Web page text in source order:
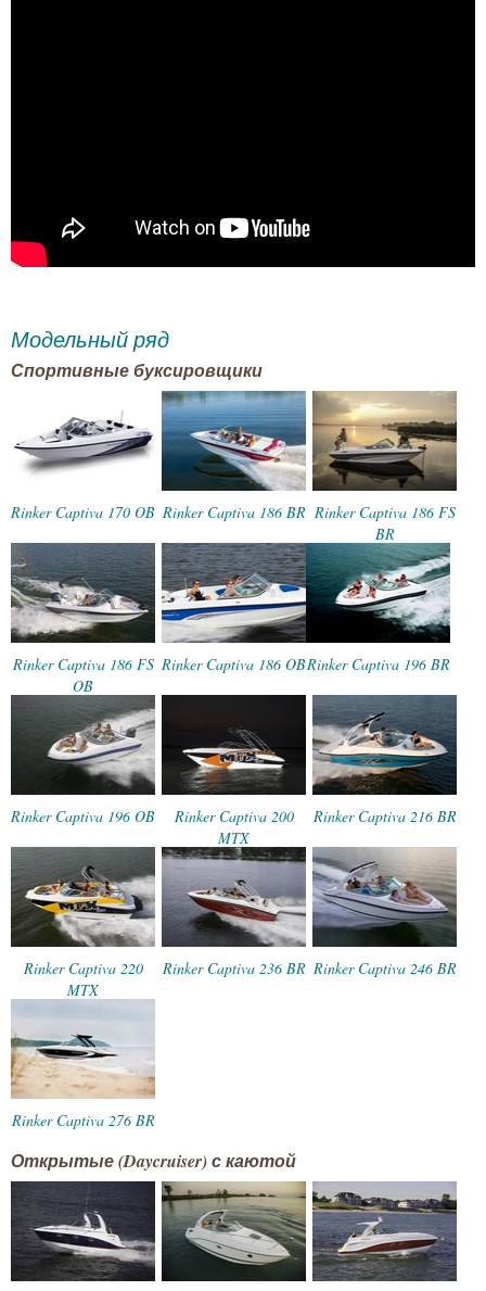
Модельный ряд
Спортивные буксировщики
Rinker Captiva 170 OB Rinker Captiva 186 BR Rinker Captiva 186 FS
BR
Rinker Captiva 186 FS
OB
Rinker Captiva 186 OBRinker Captiva 196 BR
Rinker Captiva 196 OB
Rinker Captiva 200
MTX
Rinker Captiva 216 BR
Rinker Captiva 220
MTX
Rinker Captiva 236 BR Rinker Captiva 246 BR
Rinker Captiva 276 BR
Открытые (Daycruiser) с каютой